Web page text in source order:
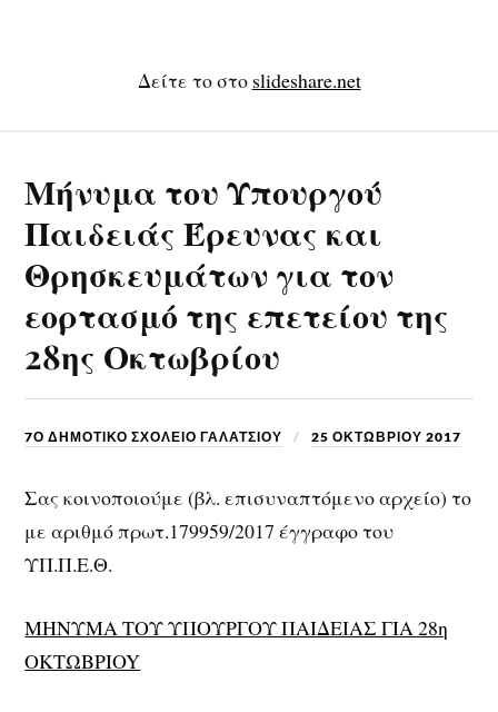
Δείτε το στο slideshare.net
Μήνυμα του Υπουργού
Παιδειάς Έρευνας και
Θρησκευμάτων για τον
εορτασμό της επετείου της
28ης Οκτωβρίου
7Ο ΔΗΜΟΤΙΚΟ ΣΧΟΛΕΙΟ ΓΑΛΑΤΣΙΟΥ 25 ΟΚΤΩΒΡΊΟΥ 2017
Σας κοινοποιούμε (βλ. επισυναπτόμενο αρχείο) το
με αριθμό πρωτ.179959/2017 έγγραφο του
ΥΠ.Π.Ε.Θ.
ΜΗΝΥΜΑ ΤΟΥ ΥΠΟΥΡΓΟΥ ΠΑΙΔΕΙΑΣ ΓΙΑ 28η
ΟΚΤΩΒΡΙOY